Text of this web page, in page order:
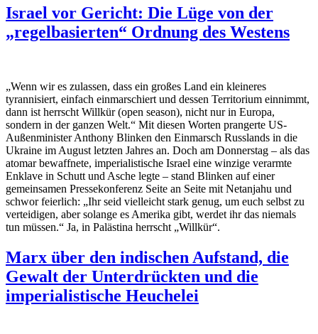
Israel vor Gericht: Die Lüge von der
„regelbasierten“ Ordnung des Westens
„Wenn wir es zulassen, dass ein großes Land ein kleineres
tyrannisiert, einfach einmarschiert und dessen Territorium einnimmt,
dann ist herrscht Willkür (open season), nicht nur in Europa,
sondern in der ganzen Welt.“ Mit diesen Worten prangerte US-
Außenminister Anthony Blinken den Einmarsch Russlands in die
Ukraine im August letzten Jahres an. Doch am Donnerstag – als das
atomar bewaffnete, imperialistische Israel eine winzige verarmte
Enklave in Schutt und Asche legte – stand Blinken auf einer
gemeinsamen Pressekonferenz Seite an Seite mit Netanjahu und
schwor feierlich: „Ihr seid vielleicht stark genug, um euch selbst zu
verteidigen, aber solange es Amerika gibt, werdet ihr das niemals
tun müssen.“ Ja, in Palästina herrscht „Willkür“.
Marx über den indischen Aufstand, die
Gewalt der Unterdrückten und die
imperialistische Heuchelei